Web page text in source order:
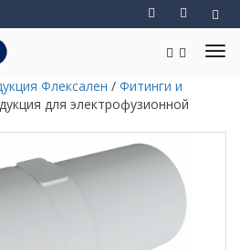
Флексален / Фитинги и
для электрофузионной